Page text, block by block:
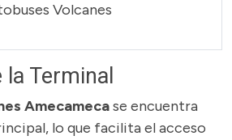
Volcanes
Terminal
Amecamecase encuentra
lo que facilita el acceso